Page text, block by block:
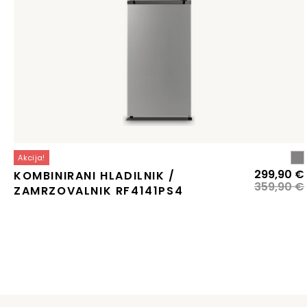
Akcija!
KOMBINIRANI HLADILNIK /
ZAMRZOVALNIK RF4141PS4
359,90€
299,90 €